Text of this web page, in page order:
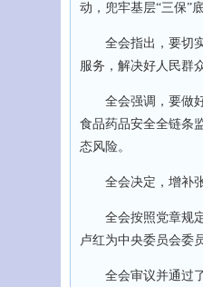
动，兜牢基层“三保”
全会指出，要切实
服务，解决好人民群
全会强调，要做好
食品药品安全全链条
态风险。
全会决定，增补张
全会按照党章规定
卢红为中央委员会委员
全会审议并通过了